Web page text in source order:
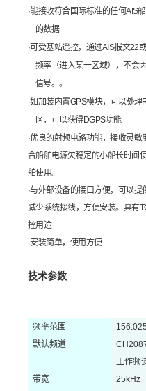
·能接收符合国际标准的任何AIS
的数据
·可受基站遥控，通过AIS报文22
频率（进入某一区域），不会
信号。。
·如加装内置GPS模块，可以处
区，可以获得DGPS功能
·优良的射频电路功能，接收灵敏
合船舶电源欠稳定的小船长时间
舶使用。
·与外部设备的接口方便，可以提
减少系统接线，方便安装。具有
控用途
·安装简单，使用方便
技术参数
频率范围
默认频道
工作频
带宽
25kHz